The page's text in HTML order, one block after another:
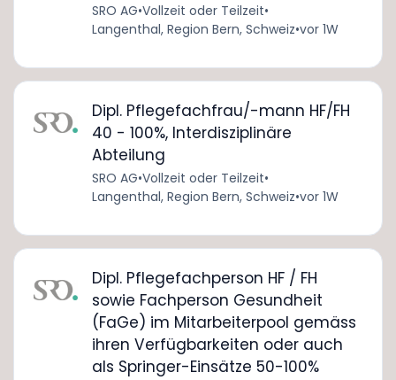
SRO AG•Vollzeit oder Teilzeit•
Langenthal, Region Bern, Schweiz•vor 1W
Dipl. Pflegefachfrau/-mann HF/FH
40 - 100%, Interdisziplinäre
Abteilung
SRO AG•Vollzeit oder Teilzeit•
Langenthal, Region Bern, Schweiz•vor 1W
Dipl. Pflegefachperson HF / FH
sowie Fachperson Gesundheit
(FaGe) im Mitarbeiterpool gemäss
ihren Verfügbarkeiten oder auch
als Springer-Einsätze 50-100%